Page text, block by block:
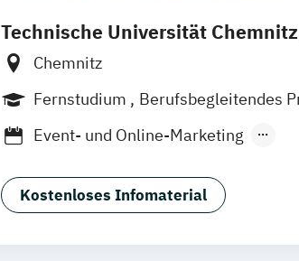
Technische Universität
Chemnitz
Fernstudium
Berufsbegleitendes
Event- und Online-Marketing
Kostenloses Infomaterial